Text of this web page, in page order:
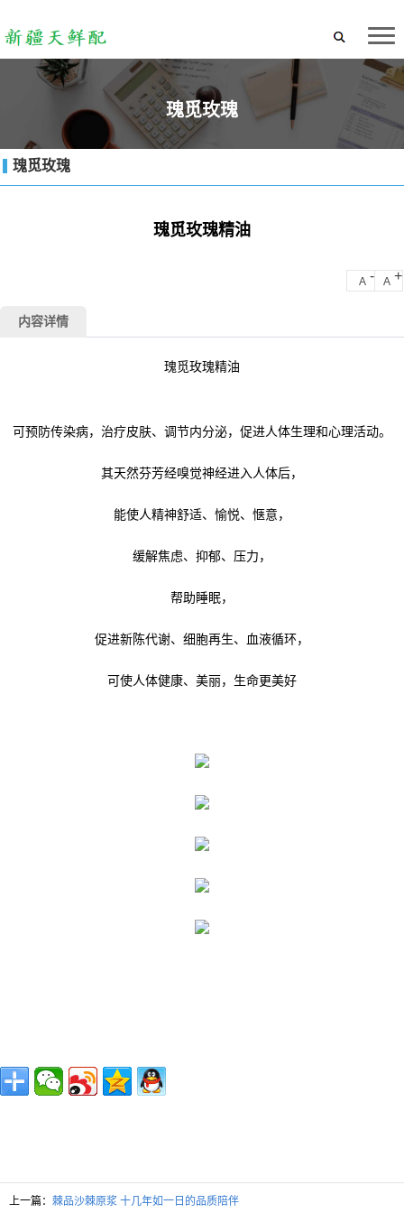
瑰觅玫瑰
瑰觅玫瑰
瑰觅玫瑰精油
A - A +
内容详情
瑰觅玫瑰精油
可预防传染病，治疗皮肤、调节内分泌，促进人体生理和心理活动。
其天然芬芳经嗅觉神经进入人体后，
能使人精神舒适、愉悦、惬意，
缓解焦虑、抑郁、压力，
帮助睡眠，
促进新陈代谢、细胞再生、血液循环，
可使人体健康、美丽，生命更美好
上一篇： 棘品沙棘原浆 十几年如一日的品质陪伴